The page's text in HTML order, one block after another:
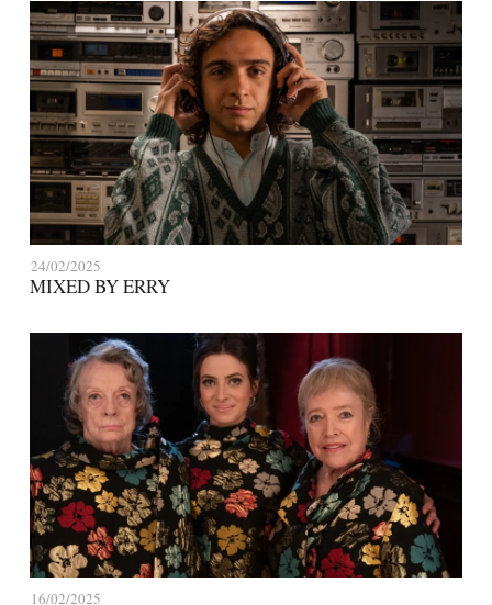
24/02/2025
MIXED BY ERRY
16/02/2025